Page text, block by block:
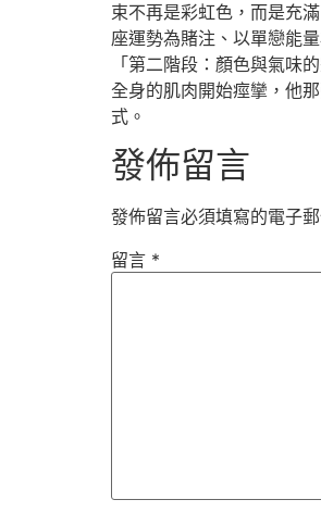
束不再是彩虹色，而是充
座運勢為賭注、以單戀能
「第二階段：顏色與氣味
全身的肌肉開始痙攣，他
式。
發佈留言
發佈留言必須填寫的電子
留言 *